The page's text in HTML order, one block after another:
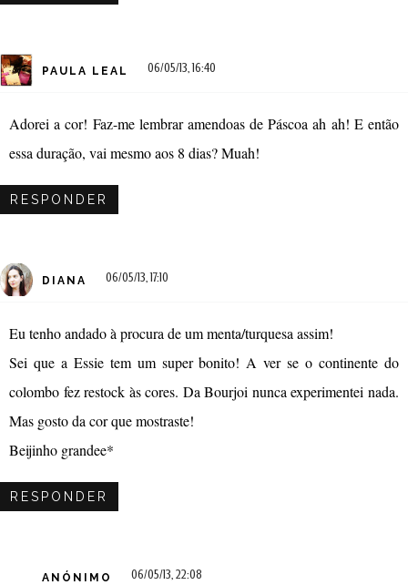
PAULA LEAL 06/05/13, 16:40
Adorei a cor! Faz-me lembrar amendoas de Páscoa ah ah! E então
essa duração, vai mesmo aos 8 dias? Muah!
RESPONDER
DIANA 06/05/13, 17:10
Eu tenho andado à procura de um menta/turquesa assim!
Sei que a Essie tem um super bonito! A ver se o continente do
colombo fez restock às cores. Da Bourjoi nunca experimentei nada.
Mas gosto da cor que mostraste!
Beijinho grandee*
RESPONDER
ANÓNIMO 06/05/13, 22:08